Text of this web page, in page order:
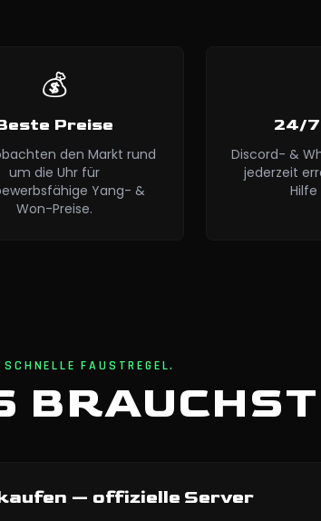
💰
Preise
den Markt rund
um die Uhr für
Yang- &
Won-Preise.
24/7
Discord- &
jederzeit
FAUSTREGEL.
— offizielle Server